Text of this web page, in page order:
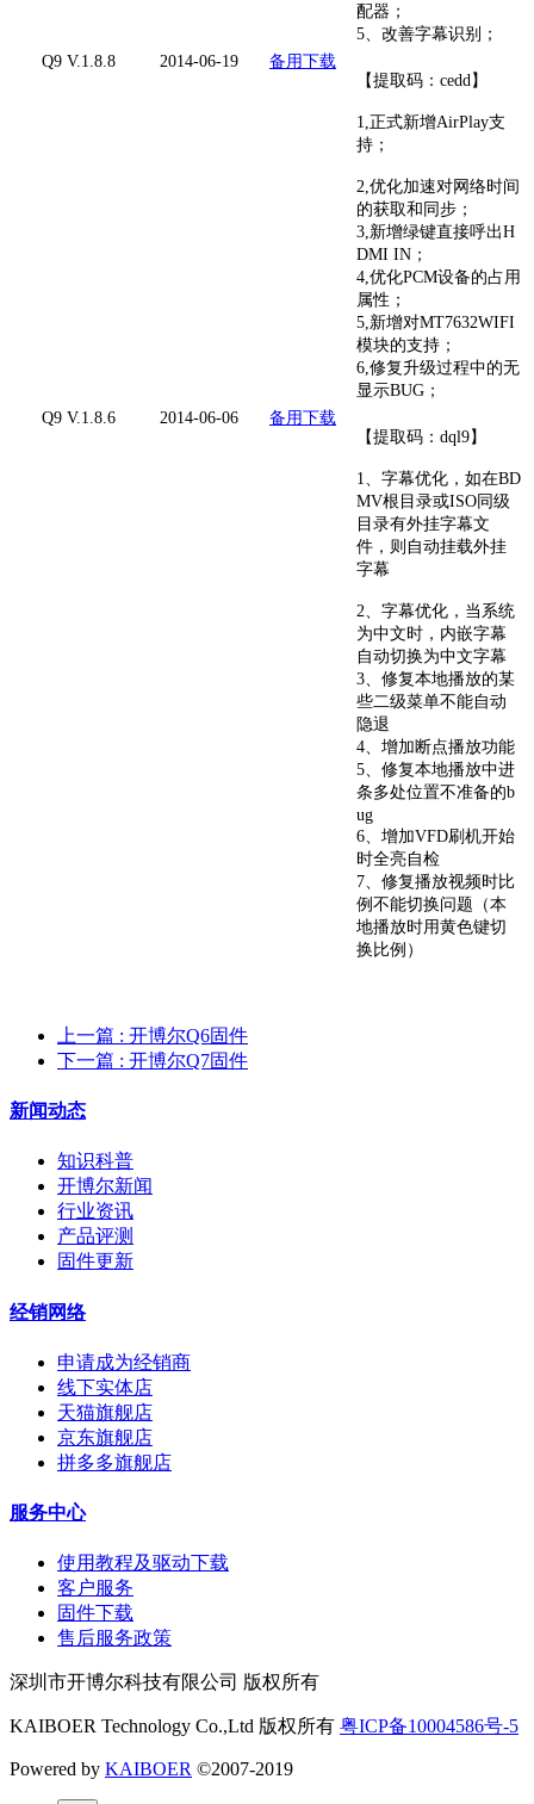
配器；
5、改善字幕识别；
Q9 V.1.8.8
2014-06-19
备用下载
【提取码：cedd】
1,正式新增AirPlay支
持；
2,优化加速对网络时间
的获取和同步；
3,新增绿键直接呼出H
DMI IN；
4,优化PCM设备的占用
属性；
5,新增对MT7632WIFI
模块的支持；
6,修复升级过程中的无
显示BUG；
Q9 V.1.8.6
2014-06-06
备用下载
【提取码：dql9】
1、字幕优化，如在BD
MV根目录或ISO同级
目录有外挂字幕文
件，则自动挂载外挂
字幕
2、字幕优化，当系统
为中文时，内嵌字幕
自动切换为中文字幕
3、修复本地播放的某
些二级菜单不能自动
隐退
4、增加断点播放功能
5、修复本地播放中进
条多处位置不准备的b
ug
6、增加VFD刷机开始
时全亮自检
7、修复播放视频时比
例不能切换问题（本
地播放时用黄色键切
换比例）
上一篇 : 开博尔Q6固件
下一篇 : 开博尔Q7固件
新闻动态
知识科普
开博尔新闻
行业资讯
产品评测
固件更新
经销网络
申请成为经销商
线下实体店
天猫旗舰店
京东旗舰店
拼多多旗舰店
服务中心
使用教程及驱动下载
客户服务
固件下载
售后服务政策
深圳市开博尔科技有限公司 版权所有
KAIBOER Technology Co.,Ltd 版权所有 粤ICP备10004586号-5
Powered by KAIBOER ©2007-2019